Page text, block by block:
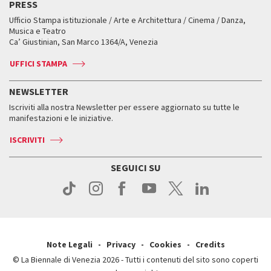
FAQ
Servizi al pubblico
Come raggiungerci
Press
Edizioni passate
Orari e sedi
Accrediti
Come raggiungerci
Orari e sedi
Biglietti
Accrediti
Come raggiungerci
Contatti
Press
Accrediti
Servizi al pubblico
Come raggiungerci
Press
Workshop di critica teatrale
Leone d’oro alla carriera
Leone d’argento
Edizioni passate
Orari e sedi
Biglietti
Servizi al pubblico
Come raggiungerci
Contatti
Mostre Virtuali
Fondi e Collezioni
Biennale College ASAC
ASAC DATI
Storia
Orari e sedi
PRESS
Ufficio Stampa istituzionale / Arte e Architettura / Cinema / Danza,
Musica e Teatro
Ca’ Giustinian, San Marco 1364/A, Venezia
UFFICI STAMPA
NEWSLETTER
Iscriviti alla nostra Newsletter per essere aggiornato su tutte le
manifestazioni e le iniziative.
ISCRIVITI
SEGUICI SU
Note Legali Privacy Cookies
Credits
© La Biennale di Venezia 2026 - Tutti i contenuti del sito sono coperti